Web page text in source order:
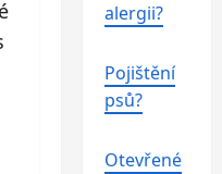
alergii?
Pojištění
psů?
Otevřené